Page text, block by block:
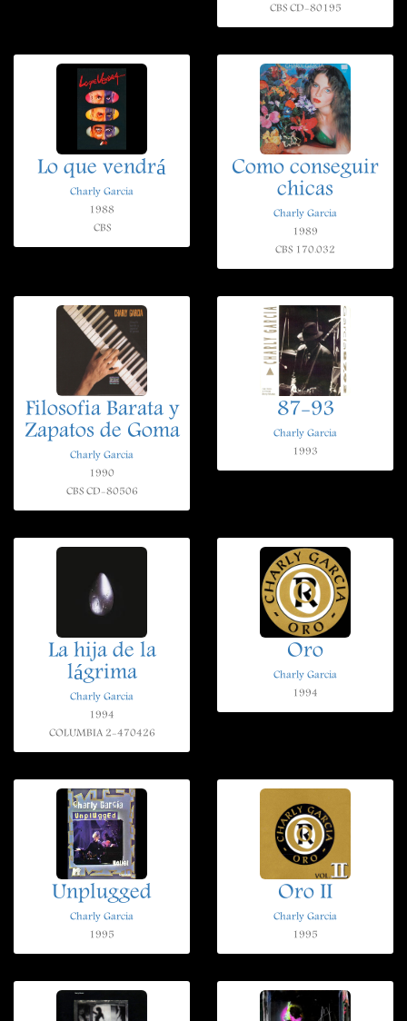
CBS CD-80195
Lo que vendrá
Charly Garcia
1988
CBS
Como conseguir
chicas
Charly Garcia
1989
CBS 170.032
Filosofia Barata y
Zapatos de Goma
Charly Garcia
1990
CBS CD-80506
87-93
Charly Garcia
1993
La hija de la
lágrima
Charly Garcia
1994
COLUMBIA 2-470426
Oro
Charly Garcia
1994
Unplugged
Charly Garcia
1995
Oro II
Charly Garcia
1995